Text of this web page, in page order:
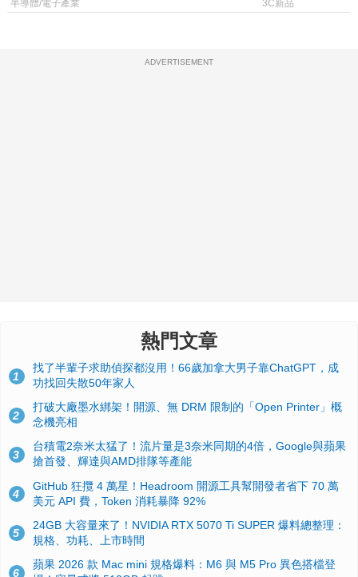
半導體/電子產業
體
3C新品
ADVERTISEMENT
熱門文章
1
找了半輩子求助偵探都沒用！66歲加拿大男子靠ChatGPT，成
功找回失散50年家人
2
打破大廠墨水綁架！開源、無 DRM 限制的「Open Printer」概
念機亮相
3
台積電2奈米太猛了！流片量是3奈米同期的4倍，Google與蘋果
搶首發、輝達與AMD排隊等產能
4
GitHub 狂攬 4 萬星！Headroom 開源工具幫開發者省下 70 萬
美元 API 費，Token 消耗暴降 92%
5
24GB 大容量來了！NVIDIA RTX 5070 Ti SUPER 爆料總整理：
規格、功耗、上市時間
6
蘋果 2026 款 Mac mini 規格爆料：M6 與 M5 Pro 異色搭檔登